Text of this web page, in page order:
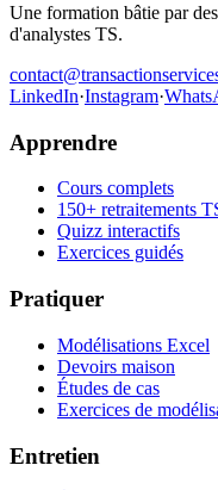
Une formation bâtie par
d'analystes TS.
LinkedIn·Instagram·
Apprendre
Cours complets
150+ retraitements
Quizz interactifs
Exercices guidés
Pratiquer
Modélisations Excel
Devoirs maison
Études de cas
Exercices de
Entretien